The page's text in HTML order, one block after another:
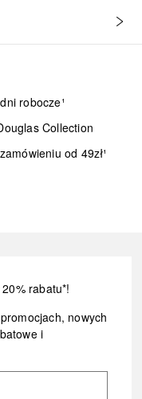
robocze¹
Collection
od 49zł¹
rabatu*!
nowych
i